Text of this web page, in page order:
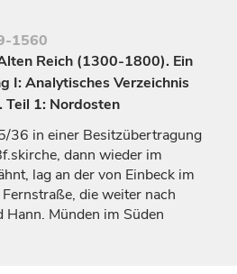
1560
Reich (1300-1800). Ein
I: Analytisches Verzeichnis
1: Nordosten
36 in einer Besitzübertragung
dann wieder im
lag an der von Einbeck im
die weiter nach
Hann. Münden im Süden